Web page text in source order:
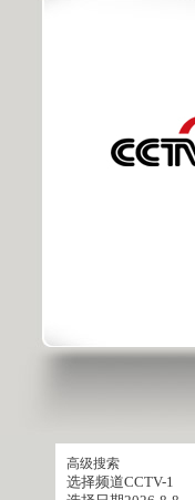
高级搜索
选择频道CCTV-1